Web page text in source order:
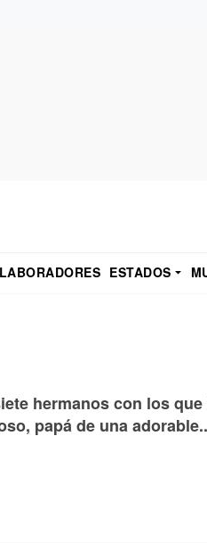
ESTADOS
hermanos con los
papá de una